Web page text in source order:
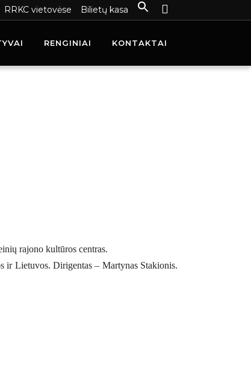
RRKC vietovėse Bilietų kasa
RENGINIAI KONTAKTAI
rajono kultūros centras.
ir Lietuvos.Dirigentas – Martynas Stakionis.